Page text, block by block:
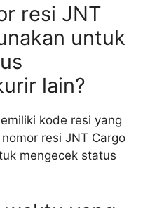
resi JNT
untuk
lain?
kode resi yang
resi JNT Cargo
mengecek status